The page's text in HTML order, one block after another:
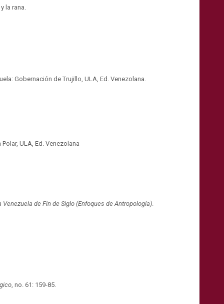
la rana.
Gobernación de Trujillo, ULA, Ed. Venezolana.
ULA, Ed. Venezolana
de Fin de Siglo (Enfoques de Antropología)
, no. 61: 159-85.​